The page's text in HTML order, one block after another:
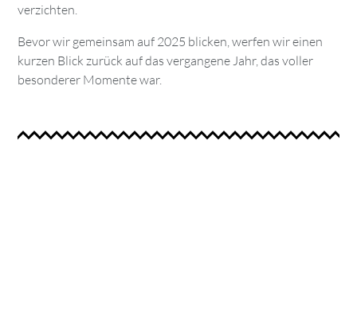
verzichten.
Bevor wir gemeinsam auf 2025 blicken, werfen wir einen
kurzen Blick zurück auf das vergangene Jahr, das voller
besonderer Momente war.